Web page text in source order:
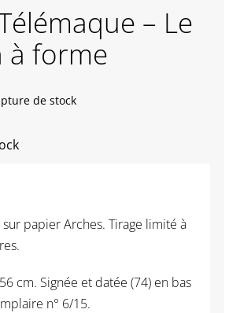
– Le
à forme
de stock
papier Arches. Tirage limité à
cm. Signée et datée (74) en bas
n° 6/15.